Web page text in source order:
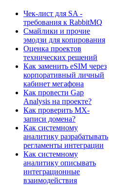
Чек-лист для SA -
требования к RabbitMQ
Смайлики и прочие
эмодзи для копирования
Оценка проектов
технических решений
Как заменить eSIM через
корпоративный личный
кабинет мегафона
Как провести Gap
Analysis на проекте?
Как проверить MX-
записи домена?
Как системному
аналитику разрабатывать
регламенты интеграции
Как системному
аналитику описывать
интеграционные
взаимодействия